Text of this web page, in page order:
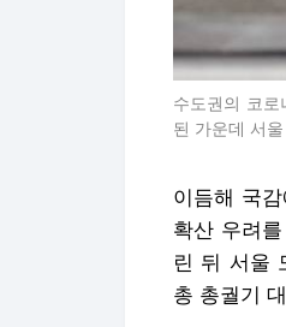
수도권의 코
된 가운데 서
이듬해 국
확산 우려
린 뒤 서울
총 총궐기